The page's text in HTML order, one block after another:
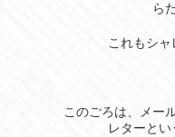
ら
これもシャ
このごろは、メー
レターとい